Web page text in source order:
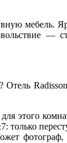
мебель.
—
этого
только
фотограф,